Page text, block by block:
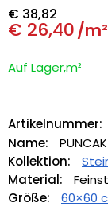
€38,82
€ 26,40/m²
Auf Lager,m²
Artikelnummer:
Name:
Kollektion:
Material:
Größe:
60×60